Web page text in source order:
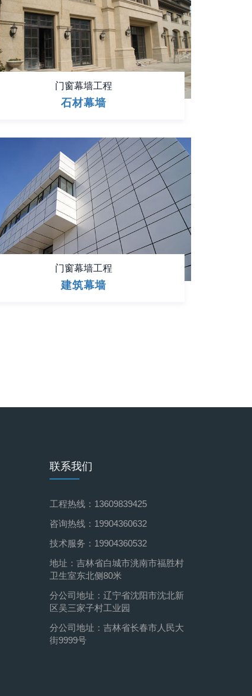
门窗幕墙工程
石材幕墙
门窗幕墙工程
建筑幕墙
联系我们
工程热线：13609839425
咨询热线：19904360632
技术服务：19904360532
地址：吉林省白城市洮南市福胜村
卫生室东北侧80米
分公司地址：辽宁省沈阳市沈北新
区吴三家子村工业园
分公司地址：吉林省长春市人民大
街9999号